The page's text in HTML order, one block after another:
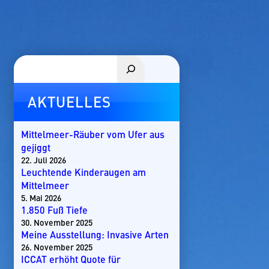
Suchen
AKTUELLES
Mittelmeer-Räuber vom Ufer aus
gejiggt
22. Juli 2026
Leuchtende Kinderaugen am
Mittelmeer
5. Mai 2026
1.850 Fuß Tiefe
30. November 2025
Meine Ausstellung: Invasive Arten
26. November 2025
ICCAT erhöht Quote für